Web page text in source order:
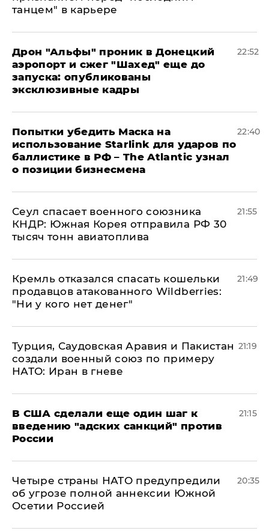
танцем" в карьере
Дрон "Альфы" проник в Донецкий
аэропорт и сжег "Шахед" еще до
запуска: опубликованы
эксклюзивные кадры
22:52
Попытки убедить Маска на
использование Starlink для ударов по
баллистике в РФ – The Atlantic узнал
о позиции бизнесмена
22:40
​Сеул спасает военного союзника
КНДР: Южная Корея отправила РФ 30
тысяч тонн авиатоплива
21:55
Кремль отказался спасать кошельки
продавцов атакованного Wildberries:
"Ни у кого нет денег"
21:49
Турция, Саудовская Аравия и Пакистан
создали военный союз по примеру
НАТО: Иран в гневе
21:19
В США сделали еще один шаг к
введению "адских санкций" против
России
21:15
Четыре страны НАТО предупредили
об угрозе полной аннексии Южной
Осетии Россией
20:35